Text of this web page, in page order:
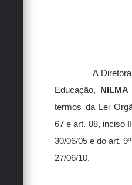
ADiretora
Educação,
termos da Lei
67 e art. 88, inciso
30/06/05 e do art.
27/06/10.